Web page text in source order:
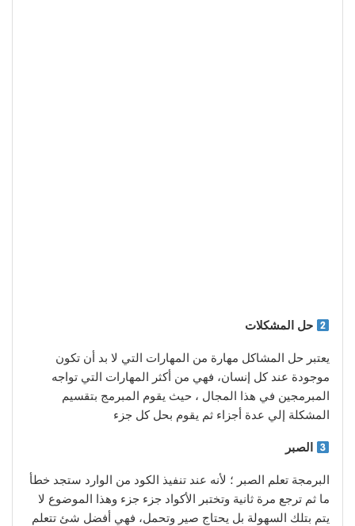
حل المشكلات
يعتبر حل المشاكل مهارة من المهارات التي لا بد أن تكون
موجودة عند كل إنسان، فهي من أكثر المهارات التي تواجه
المبرمجين في هذا المجال ، حيث يقوم المبرمج بتقسيم
المشكلة إلي عدة أجزاء ثم يقوم بحل كل جزء
الصبر
البرمجة تعلم الصبر ؛ لأنه عند تنفيذ الكود من الوارد ستجد خطأ
ما ثم ترجع مرة ثانية وتختبر الأكواد جزء جزء وهذا الموضوع لا
يتم بتلك السهولة بل يحتاج صير وتحمل، فهي أفضل شئ تتعلم